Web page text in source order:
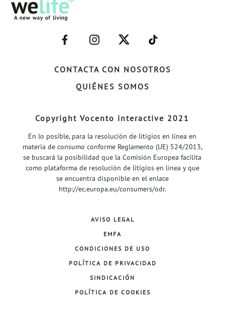
CONTACTA CON NOSOTROS
QUIÉNES SOMOS
–
FACEBOOK–
–
INSTAGRAM–
–
TWITTER–
–
WELIFE–
Copyright Vocento interactive 2021
En lo posible, para la resolución de litigios en línea en
materia de consumo conforme Reglamento (UE) 524/2013,
se buscará la posibilidad que la Comisión Europea facilita
como plataforma de resolución de litigios en línea y que
se encuentra disponible en el enlace
http://ec.europa.eu/consumers/odr.
AVISO LEGAL
EMFA
CONDICIONES DE USO
POLÍTICA DE PRIVACIDAD
SINDICACIÓN
POLÍTICA DE COOKIES